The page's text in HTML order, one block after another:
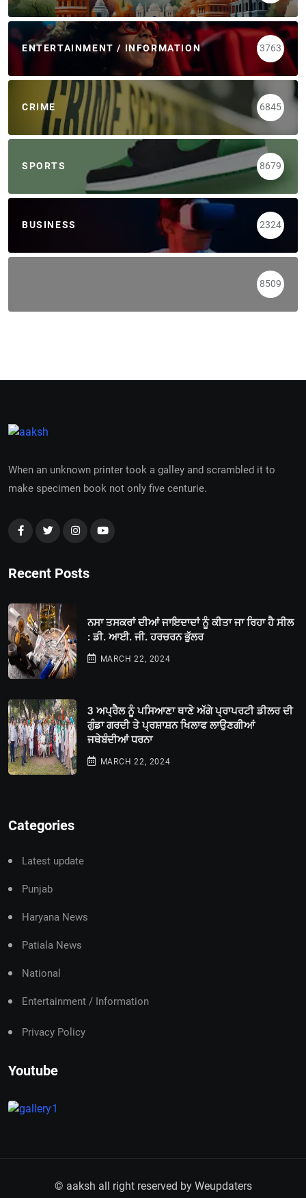
ENTERTAINMENT / INFORMATION 3763
CRIME 6845
SPORTS 8679
BUSINESS 2324
8509
When an unknown printer took a galley and scrambled it to
make specimen book not only five centurie.
Recent Posts
ਨਸਾ ਤਸਕਰਾਂ ਦੀਆਂ ਜਾਇਦਾਦਾਂ ਨੂੰ ਕੀਤਾ ਜਾ ਰਿਹਾ ਹੈ ਸੀਲ
: ਡੀ. ਆਈ. ਜੀ. ਹਰਚਰਨ ਭੁੱਲਰ
MARCH 22, 2024
3 ਅਪ੍ਰੈਲ ਨੂੰ ਪਸਿਆਣਾ ਥਾਣੇ ਅੱਗੇ ਪ੍ਰਾਪਰਟੀ ਡੀਲਰ ਦੀ
ਗੁੰਡਾ ਗਰਦੀ ਤੇ ਪ੍ਰਸ਼ਾਸ਼ਨ ਖਿਲਾਫ ਲਾਉਣਗੀਆਂ
ਜਥੇਬੰਦੀਆਂ ਧਰਨਾ
MARCH 22, 2024
Categories
Latest update
Punjab
Haryana News
Patiala News
National
Entertainment / Information
Privacy Policy
Youtube
© aaksh all right reserved by Weupdaters